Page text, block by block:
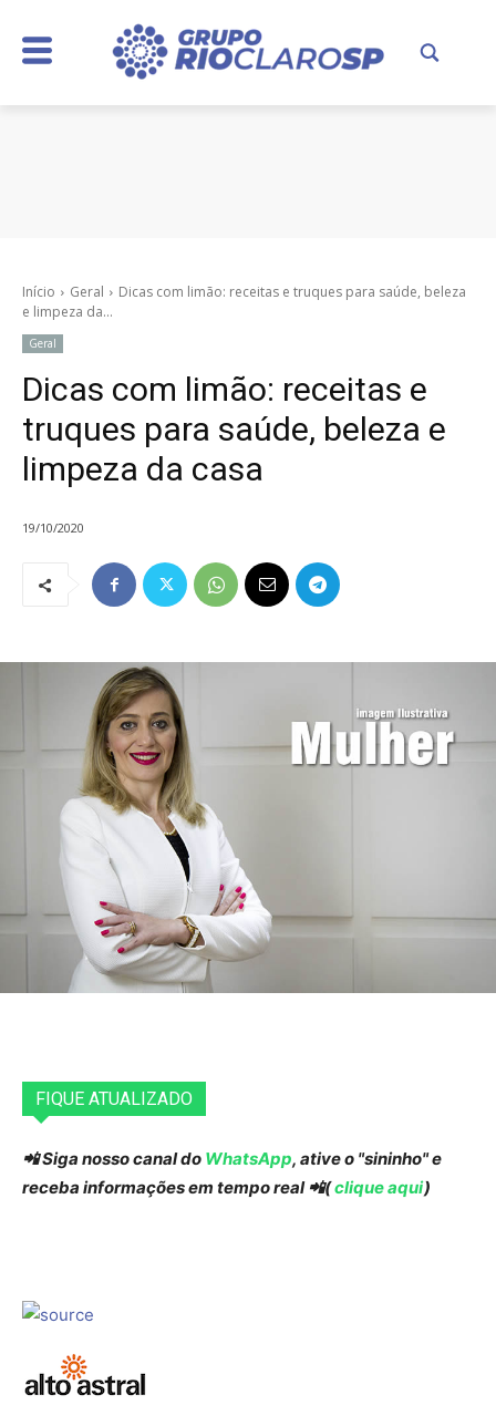
Início Geral
Dicas com limão: receitas e truques para saúde, beleza
e limpeza da...
Geral
Dicas com limão: receitas e
truques para saúde, beleza e
limpeza da casa
19/10/2020
FIQUE ATUALIZADO
📲 Siga nosso canal do WhatsApp, ative o "sininho" e
receba informações em tempo real 📲(clique aqui)